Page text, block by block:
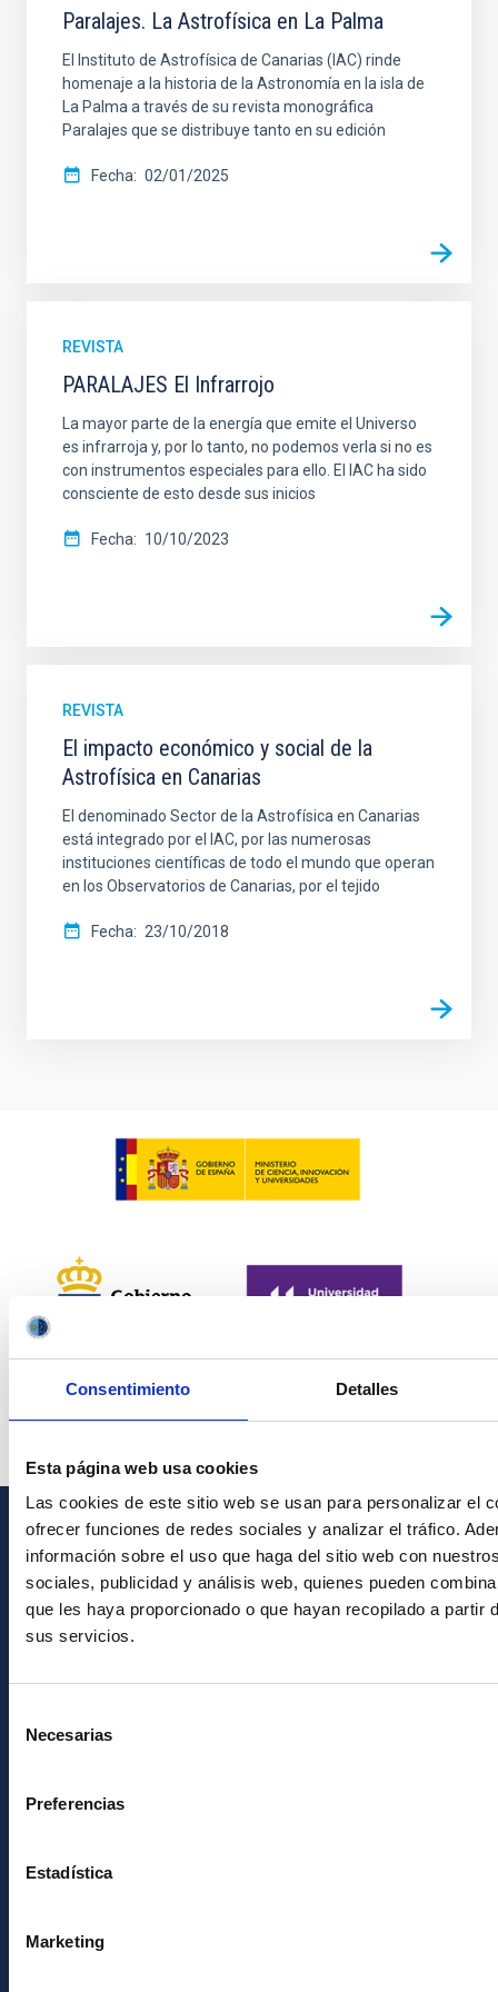
Consentimiento Detalles
Esta página web usa cookies
Las cookies de este sitio web se usan para personalizar el
ofrecer funciones de redes sociales y analizar el tráfico.
información sobre el uso que haga del sitio web con
sociales, publicidad y análisis web, quienes pueden
que les haya proporcionado o que hayan recopilado a partir
sus servicios.
Necesarias
Preferencias
Estadística
Marketing
Paralajes. La Astrofísica en La Palma
El Instituto de Astrofísica de Canarias (IAC) rinde
homenaje a la historia de la Astronomía en la isla de
La Palma a través de su revista monográfica
Paralajes que se distribuye tanto en su edición
Fecha 02/01/2025
REVISTA
PARALAJES El Infrarrojo
La mayor parte de la energía que emite el Universo
es infrarroja y, por lo tanto, no podemos verla si no es
con instrumentos especiales para ello. El IAC ha sido
consciente de esto desde sus inicios
Fecha 10/10/2023
REVISTA
El impacto económico y social de la
Astrofísica en Canarias
El denominado Sector de la Astrofísica en Canarias
está integrado por el IAC, por las numerosas
instituciones científicas de todo el mundo que operan
en los Observatorios de Canarias, por el tejido
Fecha 23/10/2018
INFORMACIÓN GENERAL
Contacto
Cómo llegar al IAC
INFORMACIÓN INSTITUCIONAL